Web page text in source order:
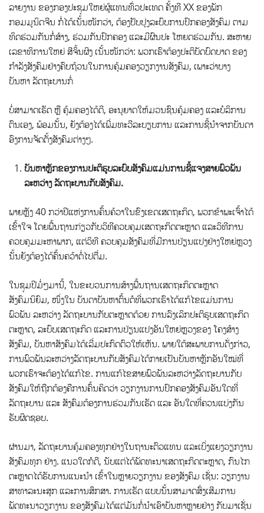
ລາຍງານ ຂອງກອງປະຊຸມໃຫຍ່ຜູ້ແທນທົ່ວປະເທດ ຄັ້ງທີ XX ຂອງພັກ
ກອມມູນິດຈີນ ກໍ່ໄດ້ເນັ້ນໜັກວ່າ, ຕ້ອງປັບປຸງລະບົບການປົກຄອງສັງຄົມ ຕາມ
ທິດຮ່ວມກັນກໍ່ສ້າງ, ຮ່ວມກັນປົກຄອງ ແລະມີຜົນປະ ໂຫຍດຮ່ວມກັນ. ສະຫາຍ
ເລຂາທິການໃຫຍ່ ສີຈິ້ນຜິງ ເນັ້ນໜັກວ່າ: ພວກເຮົາຕ້ອງປະຕິບັດບົດບາດ ຂອງ
ກໍາລັງສັງຄົມຢ່າງຄົບຖ້ວນໃນການຄຸ້ມຄອງວຽກງານສັງຄົມ, ເພາະວ່າບາງ
ບັນຫາ ລັດຖະບານກໍ່
ບໍ່ສາມາດເຮັດ ຫຼື ຄຸ້ມຄອງໄດ້ດີ, ອະນຸຍາດໃຫ້ມວນຊົນຄຸ້ມຄອງ ແລະບໍລິການ
ຕົນເອງ, ພ້ອມນັ້ນ, ຍັງຕ້ອງໄດ້ເພີ່ມທະວີລະບຽບການ ແລະການຊີ້ນໍາຈາກບັນດາ
ອົງການຈັດຕັ້ງສັງຄົມຕ່າງໆ.
ບັນຫາຫຼັກຂອງການປະຕິຮູບລະບົບສັງຄົມແມ່ນການຊີ້ແຈງສາຍພົວພັນ
ລະຫວ່າງ ລັດຖະບານກັບສັງຄົມ.
ພາຍຫຼັງ 40 ກວ່າປີແຫ່ງການຄົ້ນຄ້ວາໃນຂົງເຂດເສດຖະກິດ, ພວກຂ້າພະເຈົ້າໄດ້
ເຂົ້າໃຈ ໂດຍພື້ນຖານກ່ຽວກັບວິທີຄວບຄຸມເສດຖະກິດຕະຫຼາດ ແລະວິທີການ
ຄວບຄຸມມະຫາພາກ, ແຕ່ວິທີ ຄວບຄຸມສັງຄົມທີ່ມີການປ່ຽນແປງຢ່າງໃຫຍ່ຫຼວງ
ນັ້ນຍັງຕ້ອງໄດ້ຄົ້ນຄວ້າຕໍ່ໄປຕື່ມ.
ໃນຊຸມປີມໍ່ໆມານີ້, ໃນຂະບວນການສ້າງພື້ນຖານເສດຖະກິດຕະຫຼາດ
ສັງຄົມນິຍົມ, ໜຶ່ງໃນ ບັນດາບັນຫາຕົ້ນຕໍທີ່ພວກເຮົາໄດ້ແກ້ໄຂແມ່ນການ
ພົວພັນ ລະຫວ່າງ ລັດຖະບານກັບຕະຫຼາດດ້ວຍ ການລົງເລິກປະຕິຮູບເສດຖະກິດ
ຕະຫຼາດ, ລະບົບເສດຖະກິດ ແລະການປ່ຽນແປງອັນໃຫຍ່ຫຼວງຂອງ ໂຄງສ້າງ
ສັງຄົມ, ບັນຫາສັງຄົມໄດ້ເລີ່ມປະກົດຕົວໃຫ້ເຫັນ. ພາຍໃຕ້ສະພາບການດັ່ງກ່າວ,
ການພົວພັນລະຫວ່າງລັດຖະບານກັບສັງຄົມໄດ້ກາຍເປັນບັນຫາຫຼັກອັນໃໝ່ທີ່
ພວກເຮົາຈະຕ້ອງໄດ້ແກ້ໄຂ. ການແກ້ໄຂສາຍພົວພັນລະຫວ່າງລັດຖະບານກັບ
ສັງຄົມໃຫ້ຖືກຕ້ອງຄືການຄົ້ນຄິດວ່າ ວຽກງານການປົກຄອງສັງຄົມອັນໃດທີ່
ລັດຖະບານ ແລະ ສັງຄົມຕ້ອງການຮ່ວມກັນເຮັດ ແລະ ອັນໃດທີ່ຄວນແບ່ງກັນ
ຮັບຜິດຊອບ.
ຜ່ານມາ, ລັດຖະບານຄຸ້ມຄອງທຸກຢ່າງໃນຖານະຕົວແທນ ແລະເບິ່ງແຍງວຽກງານ
ສັງຄົມທຸກ ຢ່າງ. ແນວໃດກໍດີ, ນັບແຕ່ໄດ້ພັດທະນາເສດຖະກິດຕະຫຼາດ, ກົນໄກ
ຕະຫຼາດໄດ້ຮັບການແນະນໍາ ເຂົ້າໃນຫຼາຍວຽກງານ ຂອງສັງຄົມ ເຊັ່ນ: ວຽກງານ
ສາທາລະນະສຸກ ແລະການສຶກສາ. ການເຮັດ ແບບນັ້ນສາມາດສົ່ງເສີມການ
ພັດທະນາວຽກງານ ຂອງສັງຄົມໄດ້ແຕ່ມັນກໍ່ນໍາເອົາບັນຫາຫຼາຍຢ່າງ ກັບມາເຊັ່ນ